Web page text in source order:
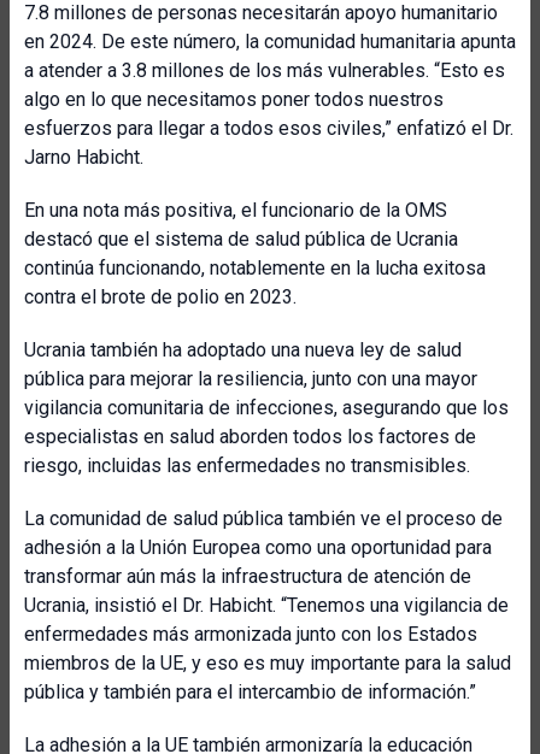
7.8 millones de personas necesitarán apoyo humanitario
en 2024. De este número, la comunidad humanitaria apunta
a atender a 3.8 millones de los más vulnerables. “Esto es
algo en lo que necesitamos poner todos nuestros
esfuerzos para llegar a todos esos civiles,” enfatizó el Dr.
Jarno Habicht.
En una nota más positiva, el funcionario de la OMS
destacó que el sistema de salud pública de Ucrania
continúa funcionando, notablemente en la lucha exitosa
contra el brote de polio en 2023.
Ucrania también ha adoptado una nueva ley de salud
pública para mejorar la resiliencia, junto con una mayor
vigilancia comunitaria de infecciones, asegurando que los
especialistas en salud aborden todos los factores de
riesgo, incluidas las enfermedades no transmisibles.
La comunidad de salud pública también ve el proceso de
adhesión a la Unión Europea como una oportunidad para
transformar aún más la infraestructura de atención de
Ucrania, insistió el Dr. Habicht. “Tenemos una vigilancia de
enfermedades más armonizada junto con los Estados
miembros de la UE, y eso es muy importante para la salud
pública y también para el intercambio de información.”
La adhesión a la UE también armonizaría la educación